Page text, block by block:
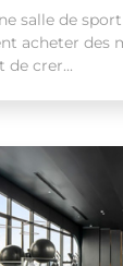
salle de
acheter des
crer...